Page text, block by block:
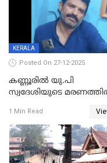
KERALA
Posted On 27-12-2025
കണ്ണൂരിൽ യു.പി
സ്വദേശിയുടെ
കേസ്; തർക്കമുണ്ടായത്
ഫേഷ്യലിന് 300 രൂപ
ആവശ്യപ്പെട്ടതിനെച്ചൊല്ലി
1 Min Read